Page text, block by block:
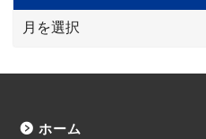
ホーム